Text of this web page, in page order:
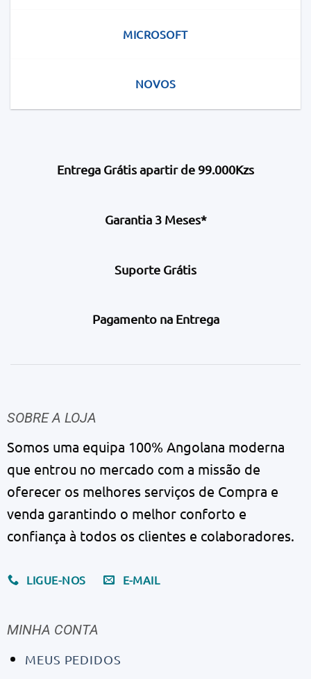
MICROSOFT
NOVOS
Entrega Grátis apartir de 99.000Kzs
Garantia 3 Meses*
Suporte Grátis
Pagamento na Entrega
SOBRE A LOJA
Somos uma equipa 100% Angolana moderna
que entrou no mercado com a missão de
oferecer os melhores serviços de Compra e
venda garantindo o melhor conforto e
confiança à todos os clientes e colaboradores.
LIGUE-NOS E-MAIL
MINHA CONTA
MEUS PEDIDOS